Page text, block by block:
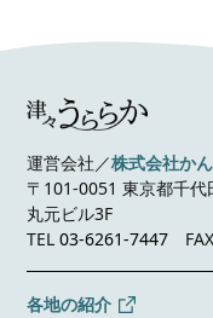
運営会社／株式会社か
〒101-0051 東京都千
丸元ビル3F
TEL03-6261-7447
各地の紹介